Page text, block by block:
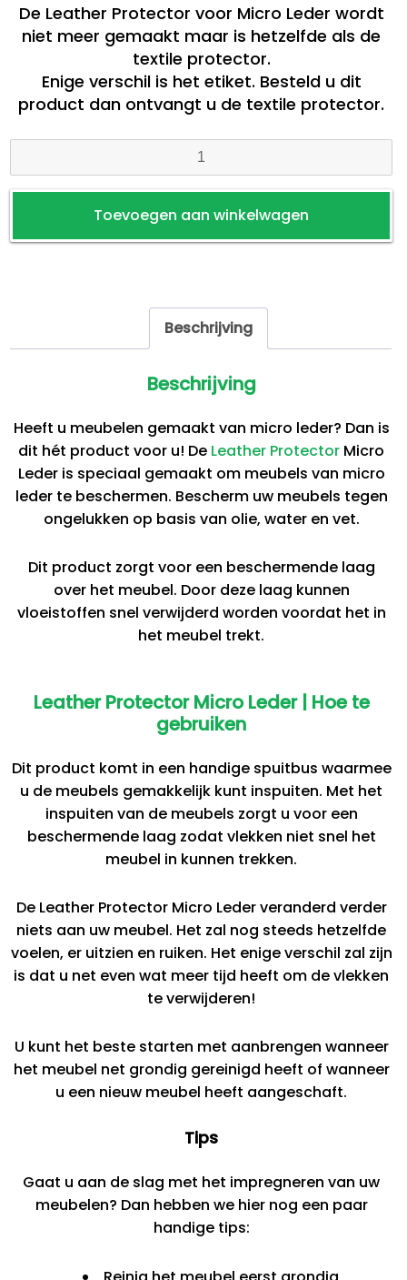
De Leather Protector voor Micro Leder wordt
niet meer gemaakt maar is hetzelfde als de
textile protector.
Enige verschil is het etiket. Besteld u dit
product dan ontvangt u de textile protector.
Protector
Leder
Toevoegen aan winkelwagen
Beschrijving
Beschrijving
Heeft u meubelen gemaakt van micro leder? Dan is
dit hét product voor u! De Leather Protector Micro
Leder is speciaal gemaakt om meubels van micro
leder te beschermen. Bescherm uw meubels tegen
ongelukken op basis van olie, water en vet.
Dit product zorgt voor een beschermende laag
over het meubel. Door deze laag kunnen
vloeistoffen snel verwijderd worden voordat het in
het meubel trekt.
Leather Protector Micro Leder | Hoe te
gebruiken
Dit product komt in een handige spuitbus waarmee
u de meubels gemakkelijk kunt inspuiten. Met het
inspuiten van de meubels zorgt u voor een
beschermende laag zodat vlekken niet snel het
meubel in kunnen trekken.
De Leather Protector Micro Leder veranderd verder
niets aan uw meubel. Het zal nog steeds hetzelfde
voelen, er uitzien en ruiken. Het enige verschil zal zijn
is dat u net even wat meer tijd heeft om de vlekken
te verwijderen!
U kunt het beste starten met aanbrengen wanneer
het meubel net grondig gereinigd heeft of wanneer
u een nieuw meubel heeft aangeschaft.
Tips
Gaat u aan de slag met het impregneren van uw
meubelen? Dan hebben we hier nog een paar
handige tips: